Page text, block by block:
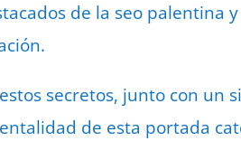
de la seo palentina
secretos, junto con un
de esta portada